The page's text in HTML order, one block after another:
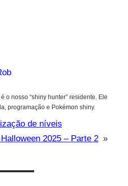
o nosso “shiny hunter” residente. Ele
programação e Pokémon shiny.
de níveis
2025 – Parte 2 »